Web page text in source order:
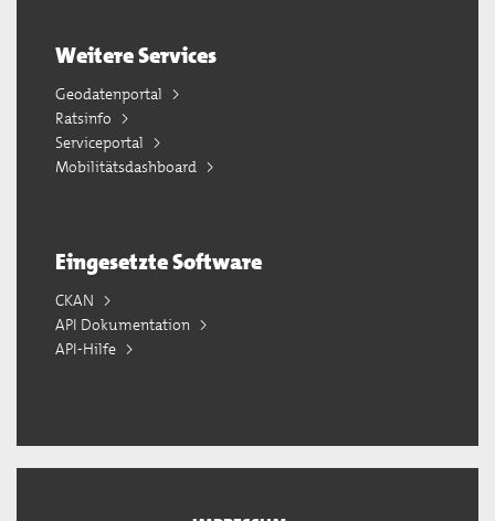
Weitere Services
Geodatenportal
Ratsinfo
Serviceportal
Mobilitätsdashboard
Eingesetzte Software
CKAN
API Dokumentation
API-Hilfe